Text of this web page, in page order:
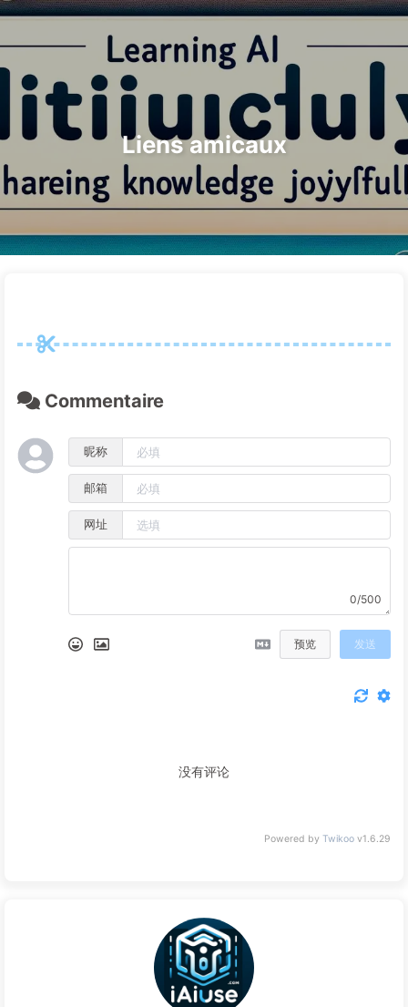
Rechercher Accueil Archives Tags
Catégories Liens À propos 🇫🇷 Français
Liens amicaux
Commentaire
昵称
邮箱
网址
0/500
预览 发送
没有评论
Powered by Twikoo v1.6.29